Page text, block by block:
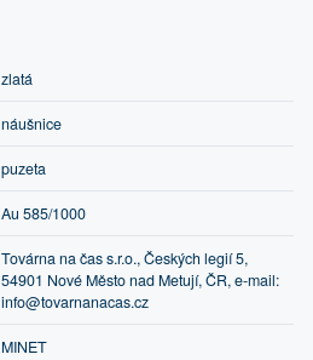
zlatá
náušnice
puzeta
Au 585/1000
Továrna na čas s.r.o., Českých legií 5,
54901 Nové Město nad Metují, ČR, e-mail:
info@tovarnanacas.cz
MINET